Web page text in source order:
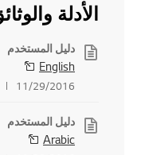
الأدلة
دليل المستخدم
English
11/29/2016
دليل المستخدم
Arabic